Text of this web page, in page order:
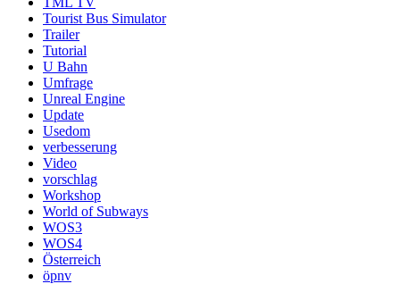
Tourist Bus Simulator
Trailer
Tutorial
U Bahn
Umfrage
Unreal Engine
Update
Usedom
verbesserung
Video
vorschlag
Workshop
World of Subways
WOS3
WOS4
Österreich
öpnv